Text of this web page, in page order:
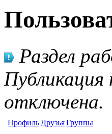
Раздел
отключена.
Профиль ДрузьяГруппы